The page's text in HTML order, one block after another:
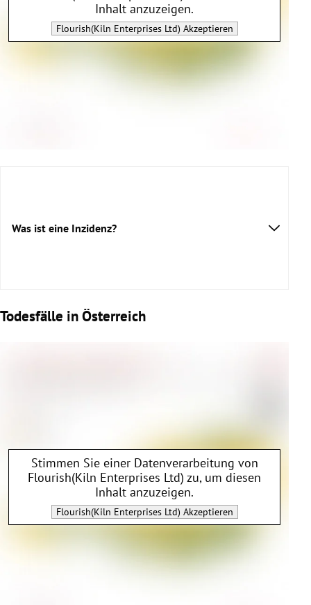
Inhalt anzuzeigen.
Flourish(Kiln Enterprises Ltd) Akzeptieren
Was ist eine Inzidenz?
Todesfälle in Österreich
Stimmen Sie einer Datenverarbeitung von
Flourish(Kiln Enterprises Ltd) zu, um diesen
Inhalt anzuzeigen.
Flourish(Kiln Enterprises Ltd) Akzeptieren